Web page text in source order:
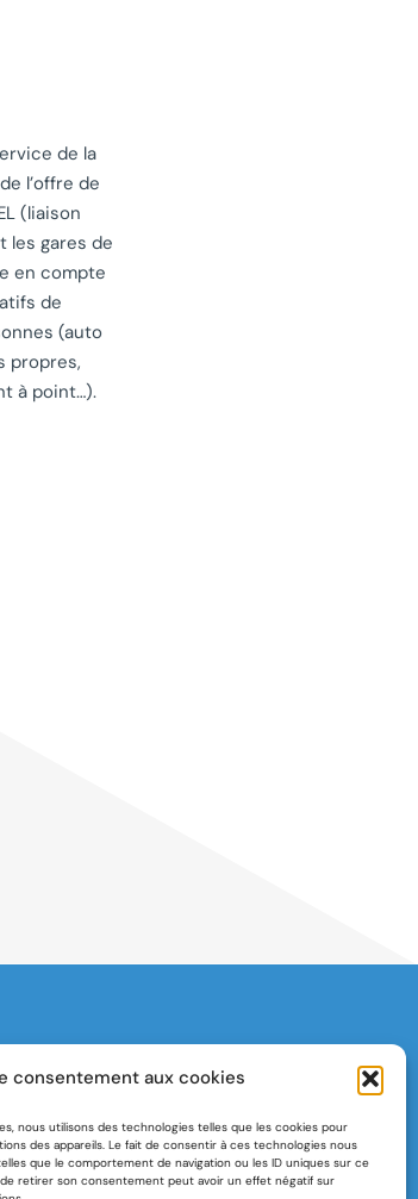
consentement aux cookies
nous utilisons des technologies telles que les cookies pour
des appareils. Le fait de consentir à ces technologies nous
que le comportement de navigation ou les ID uniques sur ce
retirer son consentement peut avoir un effet négatif sur
de la
l’offre de
(liaison
les gares de
en compte
de
(auto
propres,
à point…).
(SMALIM)